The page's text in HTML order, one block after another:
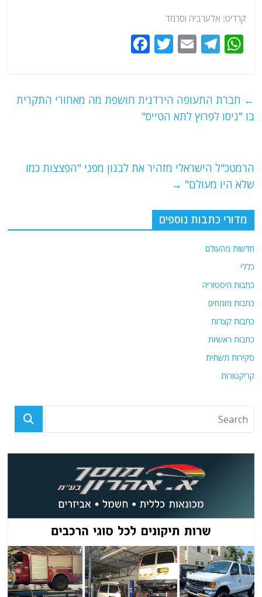
קרדיט: אלערביה וסרמד
W
s
A
T
g
ra
E
l
T
er
e
k
← חברת התעופה הירדנית חושפת מה מאחורי התקרית
בו "ניסו לפרוץ לתא הטייס"
הרמטכ"ל הישראלי מזהיר את לבנון מפני "הפצצות כמו
שלא היו מעולם" →
מדורי כתבות נוספים
חדשות מהעולם
כללי
כתבות היסטוריה
כתבות מומחים
כתבות קצרות
כתבות ראשיות
סקירות תשתית
קריקטורות